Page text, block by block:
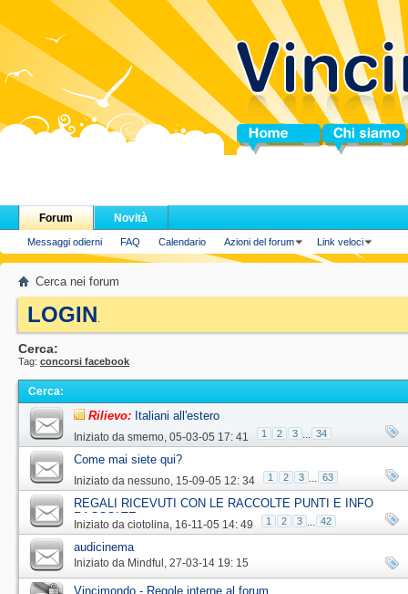
Home Chi siamo
Forum
Messaggi odierni FAQ Calendario Azioni del forum Link veloci
Novità
Cerca nei forum
LOGIN.
Cerca:
Tag: concorsi facebook
Cerca:
Rilievo: Italiani all'estero
Iniziato da smemo‎, 05-03-05 17: 41 1 2 3 ... 34
Come mai siete qui?
Iniziato da nessuno‎, 15-09-05 12: 34 1 2 3 ... 63
REGALI RICEVUTI CON LE RACCOLTE PUNTI E INFO
RACCOLTE
Iniziato da ciotolina‎, 16-11-05 14: 49 1 2 3 ... 42
audicinema
Iniziato da Mindful ‎, 27-03-14 19: 15
Vincimondo - Regole interne al forum